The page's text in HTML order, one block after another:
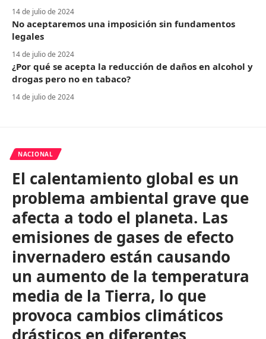
14 de julio de 2024
No aceptaremos una imposición sin fundamentos
legales
14 de julio de 2024
¿Por qué se acepta la reducción de daños en alcohol y
drogas pero no en tabaco?
14 de julio de 2024
NACIONAL
El calentamiento global es un
problema ambiental grave que
afecta a todo el planeta. Las
emisiones de gases de efecto
invernadero están causando
un aumento de la temperatura
media de la Tierra, lo que
provoca cambios climáticos